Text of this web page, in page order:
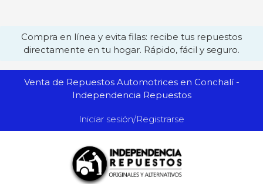
Compra en línea y evita filas: recibe tus repuestos
directamente en tu hogar. Rápido, fácil y seguro.
Venta de Repuestos Automotrices en Conchalí -
Independencia Repuestos
Iniciar sesión/Registrarse